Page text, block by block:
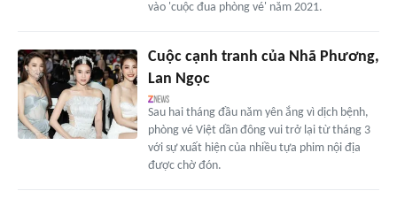
vào 'cuộc đua phòng vé' năm 2021.
Cuộc cạnh tranh của Nhã Phương,
Lan Ngọc
Sau hai tháng đầu năm yên ắng vì dịch bệnh,
phòng vé Việt dần đông vui trở lại từ tháng 3
với sự xuất hiện của nhiều tựa phim nội địa
được chờ đón.